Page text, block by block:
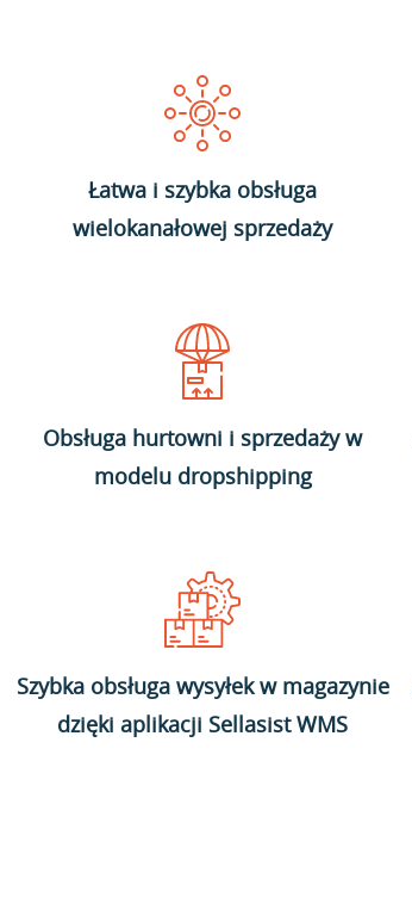
Łatwa i szybka obsługa
wielokanałowej sprzedaży
Obsługa hurtowni i sprzedaży w
modelu dropshipping
Szybka obsługa wysyłek w magazynie
dzięki aplikacji Sellasist WMS